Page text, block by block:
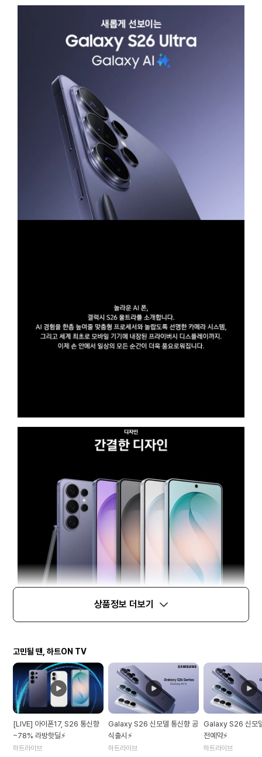
상품정보 더보기
고민될 땐, 하트ON TV
[LIVE] 아이폰17, S26 통신향
~78% 라방핫딜⚡
하트라이브
Galaxy S26 신모델 통신향 공
식출시⚡
하트라이브
Galaxy S26 신모
전예약⚡
하트라이브